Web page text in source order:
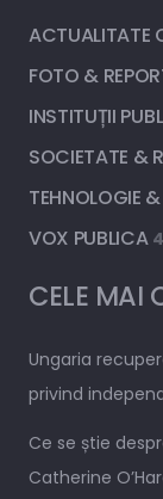
ACTUALITATE
FOTO &
INSTITUȚII
SOCIETATE &
TEHNOLOGIE
VOX PUBLICA
CELE MAI
Ungaria
privind
Ce se știe
Catherine